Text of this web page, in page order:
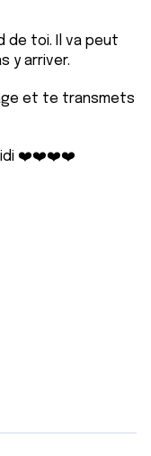
de toi. Il va peut
y arriver.
et te transmets
❤️❤️❤️❤️